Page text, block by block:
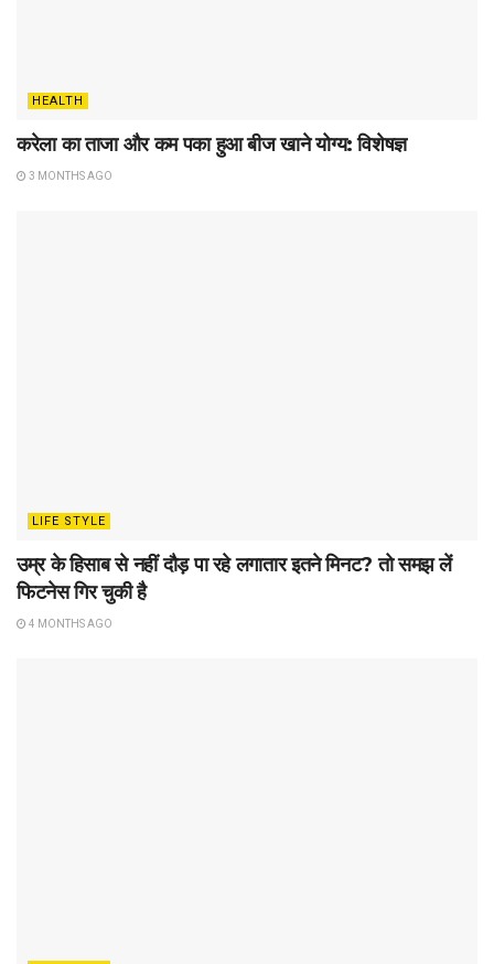
HEALTH
करेला का ताजा और कम पका हुआ बीज खाने योग्य: विशेषज्ञ
3 MONTHS AGO
LIFE STYLE
उम्र के हिसाब से नहीं दौड़ पा रहे लगातार इतने मिनट? तो समझ लें
फिटनेस गिर चुकी है
4 MONTHS AGO